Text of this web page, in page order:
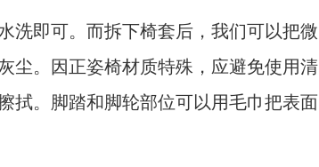
即可。而拆下椅套后，我们可以把微
尘。因正姿椅材质特殊，应避免使用清
拭。脚踏和脚轮部位可以用毛巾把表面